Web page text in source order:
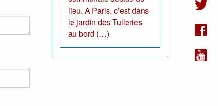
lieu. A Paris, c’est dans
le jardin des Tuileries
au bord (…)